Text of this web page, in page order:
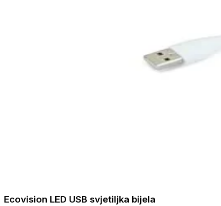
Ecovision LED USB svjetiljka bijela